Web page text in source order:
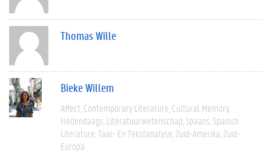
Thomas Wille
Bieke Willem
Affect Contemporary Literature Cultural Memory
Hedendaags Literatuurwetenschap Spaans Spanish
Literature Taal- En Tekstanalyse Zuid-Amerika Zuid-
Europa